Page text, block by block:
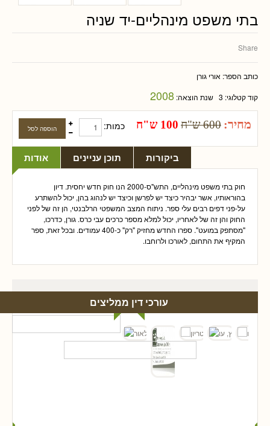
בתי משפט מינהליים-יד שניה
Share
כותב הספר: אורי גורן
קוד קטלוגי: 3 שנת הוצאה: 2008
מחיר: 600 ש"ח 100 ש"ח כמות:
אודות תוכן עניינים ביקורות
חוק בתי משפט מינהליים, התש"ס-2000 הנו חוק חדש יחסית. דיון
בהוראותיו, אשר יבהיר כיצד יש לפרשן וכיצד יש לנהוג בהן, יכול להשתרע
על-פני דפים רבים עלי ספר. ניתוח המצב המשפטי הרלבנטי, הן זה של לפני
החוק והן זה של לאחריו, יכול למלא מספר כרכים עבי כרס. גורן, כדרכו,
"מסתפק במועט". ספרו החדש מחזיק "רק" כ-400 עמודים. ובכל זאת, ספר
המקיף את התחום, לאורכו ולרוחבו.
עורכי דין ממליצים